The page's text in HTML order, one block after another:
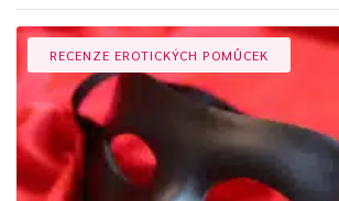
vyvolat hluboké prožitky vedoucí ke
a na svět.
Kukla a maska v sexuálních
Obecný význam se přenáší i do sexuální
svého nositele chránit nebo mu působit
RECENZE EROTICKÝCH POMŮCEK